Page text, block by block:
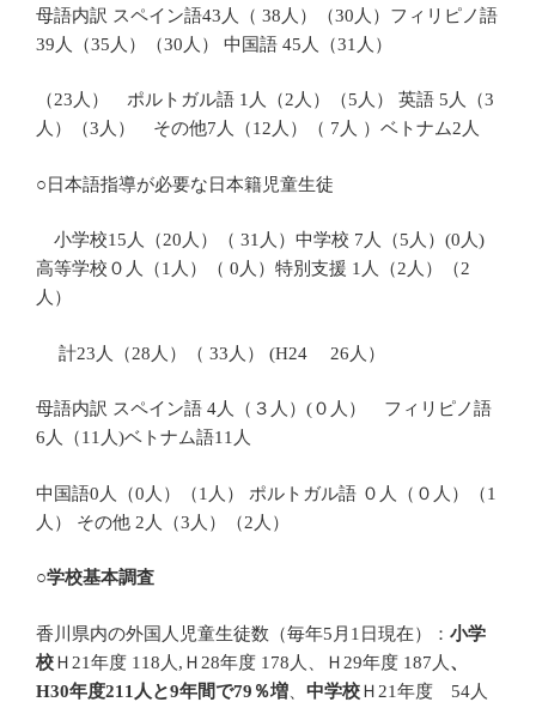
母語内訳 スペイン語43人（ 38人）（30人）フィリピノ語
39人（35人）（30人） 中国語 45人（31人）
（23人） ポルトガル語 1人（2人）（5人） 英語 5人（3
人）（3人） その他7人（12人）（ 7人 ）ベトナム2人
○日本語指導が必要な日本籍児童生徒
小学校15人（20人）（ 31人）中学校 7人（5人）(0人)
高等学校０人（1人）（ 0人）特別支援 1人（2人）（2
人）
計23人（28人）（ 33人） (H24 26人）
母語内訳 スペイン語 4人（３人）(０人） フィリピノ語
6人（11人)ベトナム語11人
中国語0人（0人）（1人） ポルトガル語 ０人（０人）（1
人） その他 2人（3人）（2人）
○学校基本調査
香川県内の外国人児童生徒数（毎年5月1日現在）： 小学
校Ｈ21年度 118人,Ｈ28年度 178人、Ｈ29年度 187人 、
H30年度211人と9年間で79％増
中学校Ｈ21年度 54人